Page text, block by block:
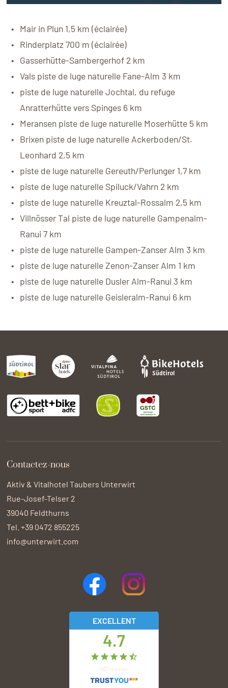
Mair in Plun 1,5 km (éclairée)
Rinderplatz 700 m (éclairée)
Gasserhütte-Sambergerhof 2 km
Vals piste de luge naturelle Fane-Alm 3 km
piste de luge naturelle Jochtal, du refuge
Anratterhütte vers Spinges 6 km
Meransen piste de luge naturelle Moserhütte 5 km
Brixen piste de luge naturelle Ackerboden/St.
Leonhard 2,5 km
piste de luge naturelle Gereuth/Perlunger 1,7 km
piste de luge naturelle Spiluck/Vahrn 2 km
piste de luge naturelle Kreuztal-Rossalm 2,5 km
Villnösser Tal piste de luge naturelle Gampenalm-
Ranui 7 km
piste de luge naturelle Gampen-Zanser Alm 3 km
piste de luge naturelle Zenon-Zanser Alm 1 km
piste de luge naturelle Dusler Alm-Ranui 3 km
piste de luge naturelle Geisleralm-Ranui 6 km
Contactez-nous
Aktiv & Vitalhotel Taubers Unterwirt
Rue-Josef-Telser 2
39040 Feldthurns
Tel.+39 0472 855225
info@unterwirt.com
EXCELLENT
4.7
557 reviews